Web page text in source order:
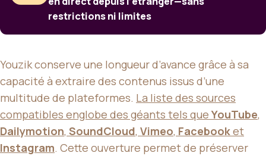
restrictions ni limites
Youzik conserve une longueur d’avance grâce à sa
capacité à extraire des contenus issus d’une
multitude de plateformes. La liste des sources
compatibles englobe des géants tels que YouTube,
Dailymotion, SoundCloud, Vimeo, Facebooket
Instagram. Cette ouverture permet de préserver